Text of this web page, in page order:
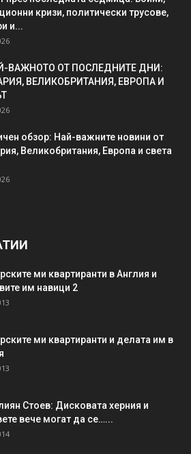
кризи, политически трусове,
и...
ВАЖНОТО ОТ ПОСЛЕДНИТЕ ДНИ:
ВЕЛИКОБРИТАНИЯ, ЕВРОПА И
обзор: Най-важните новини от
Великобритания, Европа и света
ми квартиранти в Англия и
им навици 2
ми квартиранти и делата им в
Стоев: Дисковата херния и
вече могат да се…...